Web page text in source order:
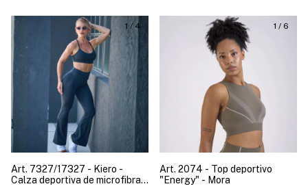
1 / 4
Art. 7327/17327 - Kiero -
Calza deportiva de microfibra
1 / 6
Art. 2074 - Top deportivo
"Energy" - Mora